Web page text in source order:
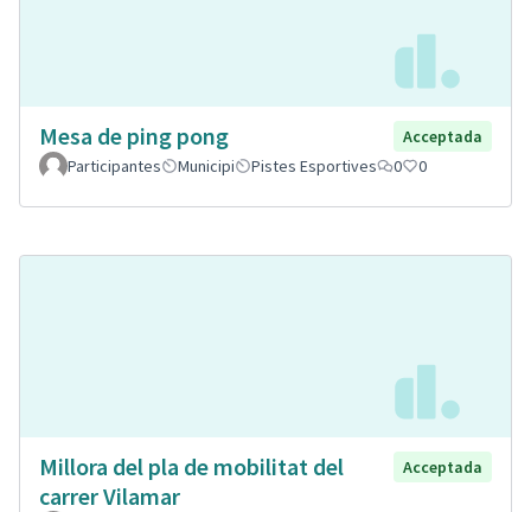
Mesa de ping pong
Acceptada
Participantes
Municipi Pistes Esportives 0 0
Millora del pla de mobilitat del
carrer Vilamar
Acceptada